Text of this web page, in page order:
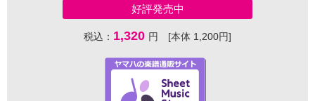
好評発売中
税込： 1,320 円 [本体 1,200円]